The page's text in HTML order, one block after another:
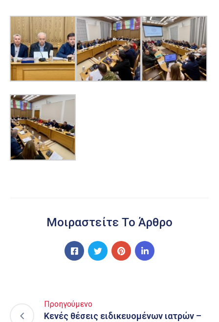
Μοιραστείτε Το Άρθρο
Προηγούμενο
Κενές θέσεις ειδικευομένων ιατρών –